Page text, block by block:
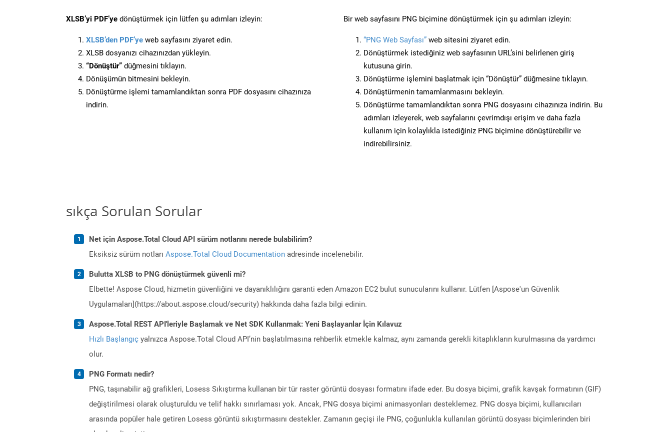
XLSB’yi PDF’ye dönüştürmek için lütfen şu adımları izleyin:
XLSB’den PDF’ye web sayfasını ziyaret edin.
XLSB dosyanızı cihazınızdan yükleyin.
“Dönüştür” düğmesini tıklayın.
Dönüşümün bitmesini bekleyin.
Dönüştürme işlemi tamamlandıktan sonra PDF dosyasını cihazınıza
indirin.
Bir web sayfasını PNG biçimine dönüştürmek için şu adımları izleyin:
“PNG Web Sayfası” web sitesini ziyaret edin.
Dönüştürmek istediğiniz web sayfasının URL’sini belirlenen giriş
kutusuna girin.
Dönüştürme işlemini başlatmak için “Dönüştür” düğmesine tıklayın.
Dönüştürmenin tamamlanmasını bekleyin.
Dönüştürme tamamlandıktan sonra PNG dosyasını cihazınıza indirin. Bu
adımları izleyerek, web sayfalarını çevrimdışı erişim ve daha fazla
kullanım için kolaylıkla istediğiniz PNG biçimine dönüştürebilir ve
indirebilirsiniz.
sıkça Sorulan Sorular
Net için Aspose.Total Cloud API sürüm notlarını nerede bulabilirim?
Eksiksiz sürüm notları Aspose.Total Cloud Documentation adresinde incelenebilir.
Bulutta XLSB to PNG dönüştürmek güvenli mi?
Elbette! Aspose Cloud, hizmetin güvenliğini ve dayanıklılığını garanti eden Amazon EC2 bulut sunucularını kullanır. Lütfen [Aspose'un Güvenlik
Uygulamaları](https://about.aspose.cloud/security) hakkında daha fazla bilgi edinin.
Aspose.Total REST API'leriyle Başlamak ve Net SDK Kullanmak: Yeni Başlayanlar İçin Kılavuz
Hızlı Başlangıç yalnızca Aspose.Total Cloud API’nin başlatılmasına rehberlik etmekle kalmaz, aynı zamanda gerekli kitaplıkların kurulmasına da yardımcı
olur.
PNG Formatı nedir?
PNG, taşınabilir ağ grafikleri, Losess Sıkıştırma kullanan bir tür raster görüntü dosyası formatını ifade eder. Bu dosya biçimi, grafik kavşak formatının (GIF)
değiştirilmesi olarak oluşturuldu ve telif hakkı sınırlaması yok. Ancak, PNG dosya biçimi animasyonları desteklemez. PNG dosya biçimi, kullanıcıları
arasında popüler hale getiren Losess görüntü sıkıştırmasını destekler. Zamanın geçişi ile PNG, çoğunlukla kullanılan görüntü dosyası biçimlerinden biri